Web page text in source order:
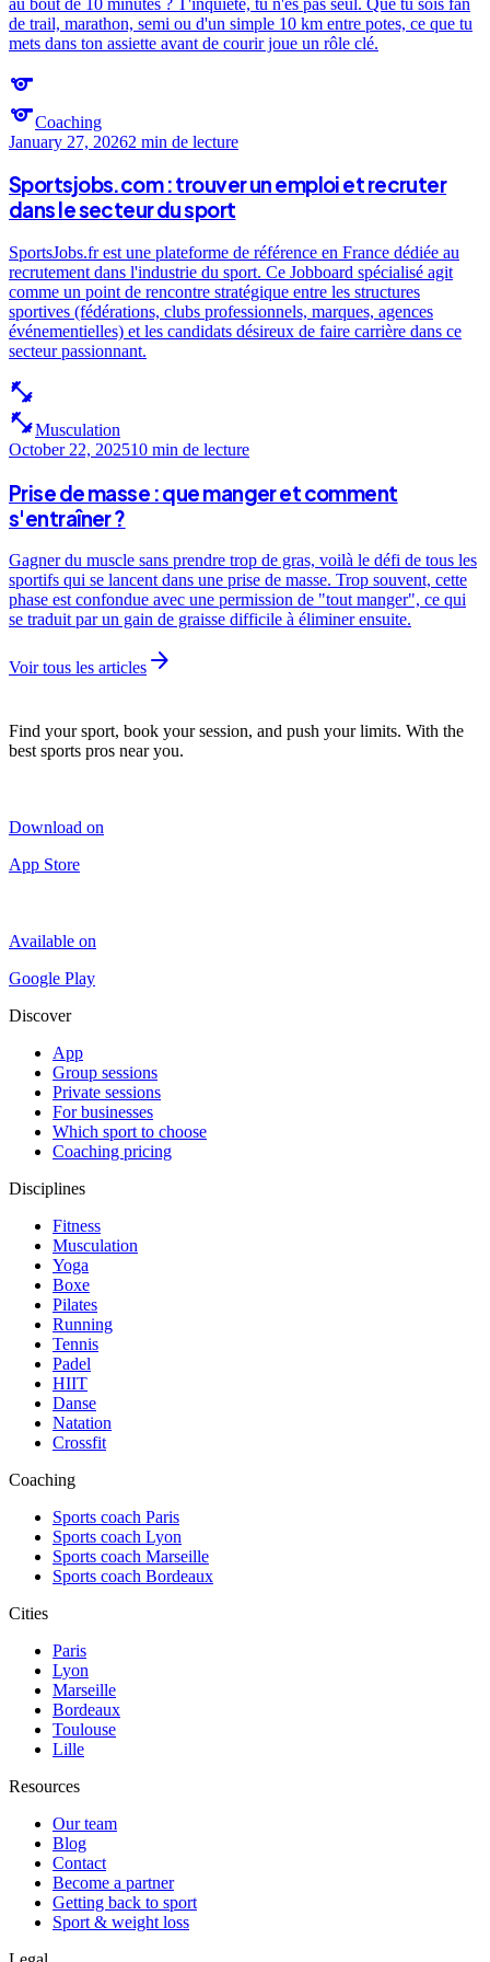
de trail, marathon, semi ou d'un simple 10 km entre potes, ce que tu
mets dans ton assiette avant de courir joue un rôle clé.
sports
sportsCoaching
January 27, 20262 min de lecture
Sportsjobs.com : trouver un emploi et recruter
dans le secteur du sport
SportsJobs.fr est une plateforme de référence en France dédiée au
recrutement dans l'industrie du sport. Ce Jobboard spécialisé agit
comme un point de rencontre stratégique entre les structures
sportives (fédérations, clubs professionnels, marques, agences
événementielles) et les candidats désireux de faire carrière dans ce
secteur passionnant.
fitness_center
fitness_centerMusculation
October 22, 202510 min de lecture
Prise de masse : que manger et comment
s'entraîner ?
Gagner du muscle sans prendre trop de gras, voilà le défi de tous les
sportifs qui se lancent dans une prise de masse. Trop souvent, cette
phase est confondue avec une permission de "tout manger", ce qui
se traduit par un gain de graisse difficile à éliminer ensuite.
Voir tous les articles arrow_forward
Find your sport, book your session, and push your limits. With the
best sports pros near you.
Download on
App Store
Available on
Google Play
Discover
App
Group sessions
Private sessions
For businesses
Which sport to choose
Coaching pricing
Disciplines
Fitness
Musculation
Yoga
Boxe
Pilates
Running
Tennis
Padel
HIIT
Danse
Natation
Crossfit
Coaching
Sports coach Paris
Sports coach Lyon
Sports coach Marseille
Sports coach Bordeaux
Cities
Paris
Lyon
Marseille
Bordeaux
Toulouse
Lille
Resources
Our team
Blog
Contact
Become a partner
Getting back to sport
Sport & weight loss